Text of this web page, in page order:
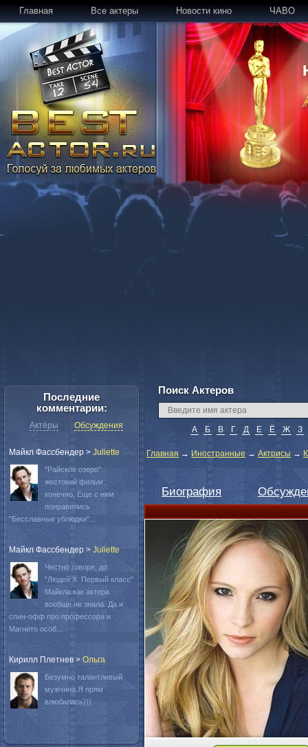
Главная Все актеры Новости кино ЧАВО
Поиск Актеров
А Б В Г Д Е Ё Ж З
Главная → Иностранные → Актрисы →
Биография
Последние
комментарии:
Актёры Обсуждения
Майкл Фассбендер > Juliette
"Райское озеро"
жестокий фильм
конечно. Еще с ним
понравились
"Бесславные ублюдки"...
Майкл Фассбендер > Juliette
Честно говоря, до
"Людей Х: Первый класс"
Майкла как актера
вообще не знала. Да и
спин-офф про профессора и
Магнито особ...
Кирилл Плетнев > Oльга
Безумно талантливый
мужчина.Я прям
влюбилась)))